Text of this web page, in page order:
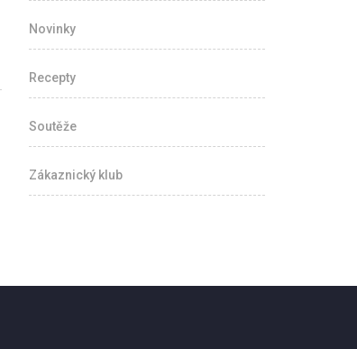
Novinky
Recepty
Soutěže
Zákaznický klub